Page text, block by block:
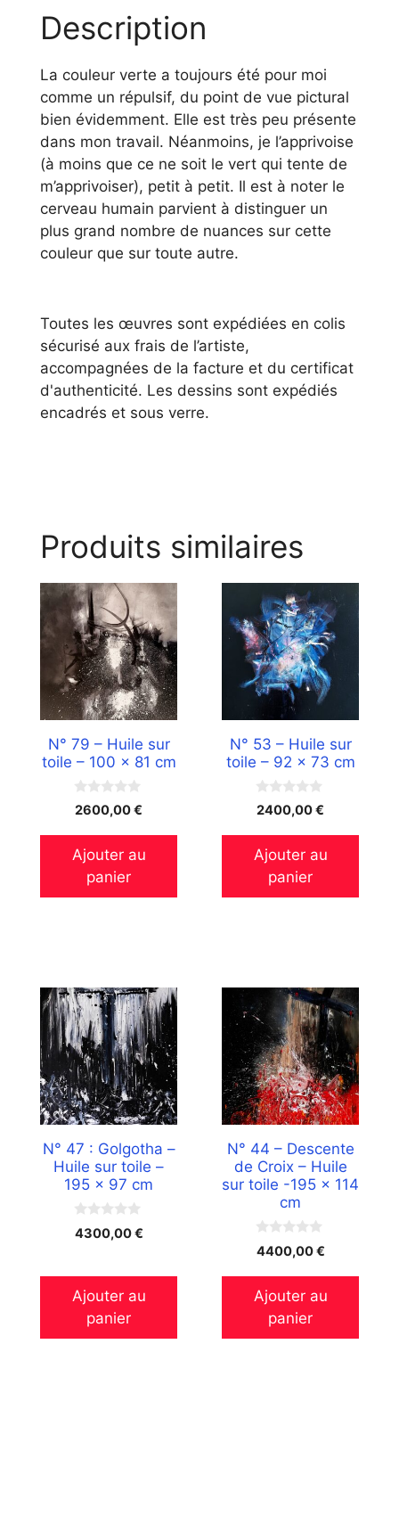
x
70
Description
La couleur verte a toujours été pour moi
comme un répulsif, du point de vue pictural
bien évidemment. Elle est très peu présente
dans mon travail. Néanmoins, je l’apprivoise
(à moins que ce ne soit le vert qui tente de
m’apprivoiser), petit à petit. Il est à noter le
cerveau humain parvient à distinguer un
plus grand nombre de nuances sur cette
couleur que sur toute autre.
Toutes les œuvres sont expédiées en colis
sécurisé aux frais de l’artiste,
accompagnées de la facture et du certificat
d'authenticité. Les dessins sont expédiés
encadrés et sous verre.
Produits similaires
N° 79 – Huile sur
toile – 100 x 81 cm
0
s
5
2600,00€
Ajouter au
panier
N° 53 – Huile sur
toile – 92 x 73 cm
0
s
5
2400,00€
Ajouter au
panier
N° 47 : Golgotha –
Huile sur toile –
195 x 97 cm
0
s
5
4300,00€
Ajouter au
panier
N° 44 – Descente
de Croix – Huile
sur toile -195 x 114
cm
0
s
5
4400,00€
Ajouter au
panier